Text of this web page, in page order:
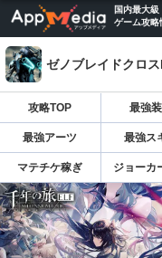
国内最大級
ゲーム攻略
ゼノブレイドクロ
攻略TOP 最強
最強アーツ 最強ス
マテチケ稼ぎ ジョーカ